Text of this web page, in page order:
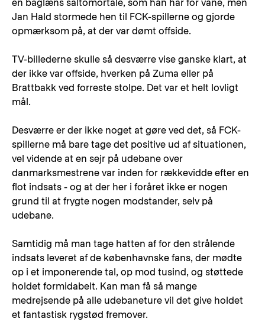
en baglæns saltomortale, som han har for vane, men
Jan Hald stormede hen til FCK-spillerne og gjorde
opmærksom på, at der var dømt offside.
TV-billederne skulle så desværre vise ganske klart, at
der ikke var offside, hverken på Zuma eller på
Brattbakk ved forreste stolpe. Det var et helt lovligt
mål.
Desværre er der ikke noget at gøre ved det, så FCK-
spillerne må bare tage det positive ud af situationen,
vel vidende at en sejr på udebane over
danmarksmestrene var inden for rækkevidde efter en
flot indsats - og at der her i foråret ikke er nogen
grund til at frygte nogen modstander, selv på
udebane.
Samtidig må man tage hatten af for den strålende
indsats leveret af de københavnske fans, der mødte
op i et imponerende tal, op mod tusind, og støttede
holdet formidabelt. Kan man få så mange
medrejsende på alle udebaneture vil det give holdet
et fantastisk rygstød fremover.